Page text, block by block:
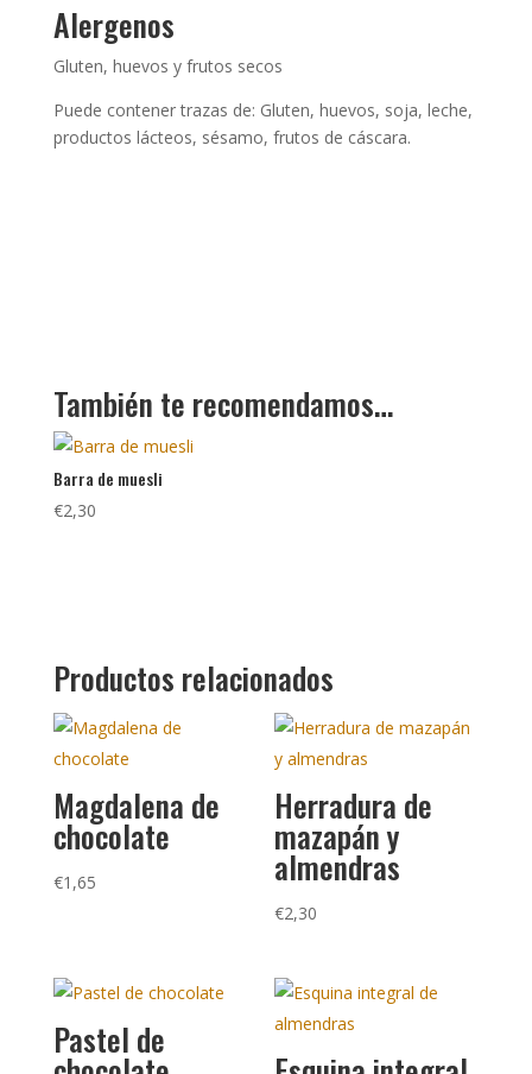
Alergenos
Gluten, huevos y frutos secos
Puede contener trazas de: Gluten, huevos, soja, leche,
productos lácteos, sésamo, frutos de cáscara.
También te recomendamos…
Barra de muesli
€2,30
Productos relacionados
Magdalena de
chocolate
€1,65
Herradura de
mazapán y
almendras
€2,30
Pastel de